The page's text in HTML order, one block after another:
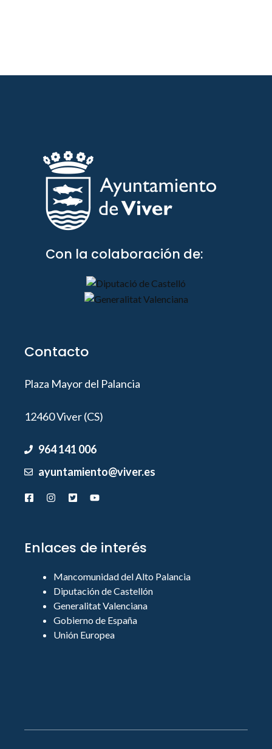
Con la colaboración de:
Contacto
Plaza Mayor del Palancia
12460 Viver (CS)
964 141 006
ayuntamiento@viver.es
Enlaces de interés
Mancomunidad del Alto Palancia
Diputación de Castellón
Generalitat Valenciana
Gobierno de España
Unión Europea